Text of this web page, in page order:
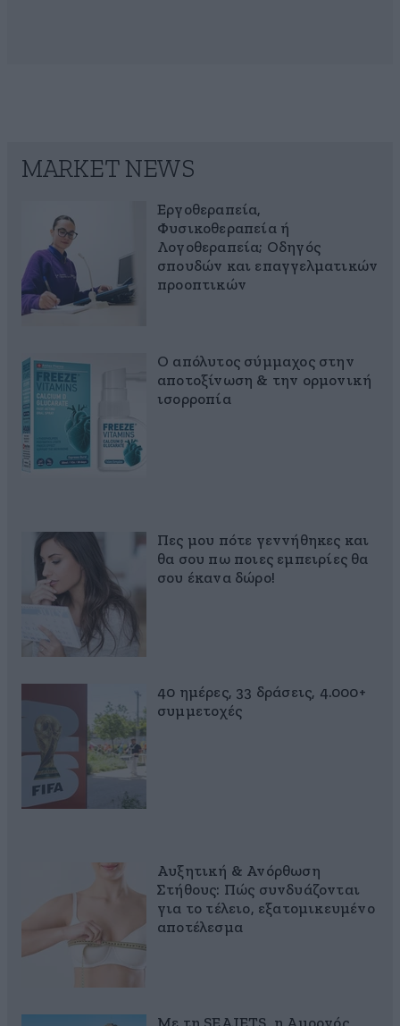
MARKET NEWS
Εργοθεραπεία,
Φυσικοθεραπεία ή
Λογοθεραπεία; Οδηγός
σπουδών και επαγγελματικών
προοπτικών
Ο απόλυτος σύμμαχος στην
αποτοξίνωση & την ορμονική
ισορροπία
Πες μου πότε γεννήθηκες και
θα σου πω ποιες εμπειρίες θα
σου έκανα δώρο!
40 ημέρες, 33 δράσεις, 4.000+
συμμετοχές
Αυξητική & Ανόρθωση
Στήθους: Πώς συνδυάζονται
για το τέλειο, εξατομικευμένο
αποτέλεσμα